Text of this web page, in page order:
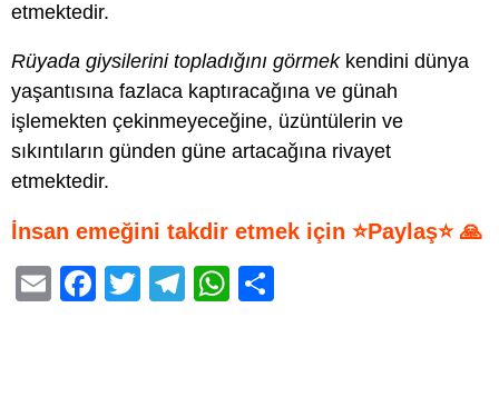
etmektedir.
Rüyada giysilerini topladığını görmekkendini dünya
yaşantısına fazlaca kaptıracağına ve günah
işlemekten çekinmeyeceğine, üzüntülerin ve
sıkıntıların günden güne artacağına rivayet
etmektedir.
İnsan emeğini takdir etmek için ⭐Paylaş⭐ 🙏
E
F
T
T
W